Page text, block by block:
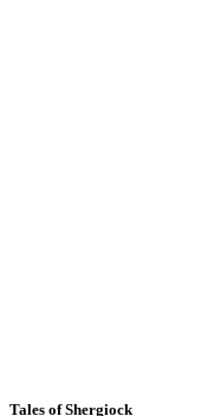
Tales of Shergiock